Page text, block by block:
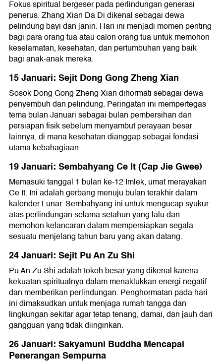
Fokus spiritual bergeser pada perlindungan generasi
penerus. Zhang Xian Da Di dikenal sebagai dewa
pelindung bayi dan janin. Hari ini menjadi momen penting
bagi para orang tua atau calon orang tua untuk memohon
keselamatan, kesehatan, dan pertumbuhan yang baik
bagi anak-anak mereka.
15 Januari: Sejit Dong Gong Zheng Xian
Sosok Dong Gong Zheng Xian dihormati sebagai dewa
penyembuh dan pelindung. Peringatan ini mempertegas
tema bulan Januari sebagai bulan pembersihan dan
persiapan fisik sebelum menyambut perayaan besar
lainnya, di mana kesehatan dianggap sebagai fondasi
utama kebahagiaan.
19 Januari: Sembahyang Ce It (Cap Jie Gwee)
Memasuki tanggal 1 bulan ke-12 Imlek, umat merayakan
Ce It. Ini adalah gerbang menuju bulan terakhir dalam
kalender Lunar. Sembahyang ini untuk mengucap syukur
atas perlindungan selama setahun yang lalu dan
memohon kelancaran dalam mempersiapkan segala
sesuatu menjelang tahun baru yang akan datang.
24 Januari: Sejit Pu An Zu Shi
Pu An Zu Shi adalah tokoh besar yang dikenal karena
kekuatan spiritualnya dalam menaklukkan energi negatif
dan memberikan perlindungan. Penghormatan pada hari
ini dimaksudkan untuk menjaga rumah tangga dan
lingkungan sekitar agar tetap tenang, damai, dan jauh dari
gangguan yang tidak diinginkan.
26 Januari: Sakyamuni Buddha Mencapai
Penerangan Sempurna